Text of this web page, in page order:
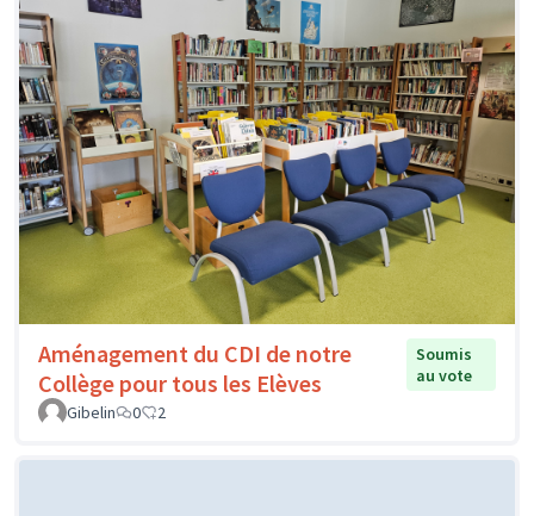
Aménagement du CDI de notre
Collège pour tous les Elèves
Soumis
au vote
Gibelin
0 2